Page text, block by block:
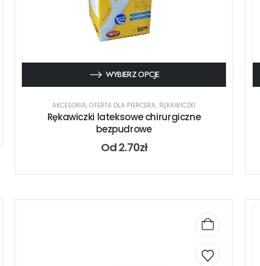
WYBIERZ OPCJE
AKCESORIA,OFERTA DLA PIERCERA, RĘKAWICZKI
Rękawiczki lateksowe chirurgiczne
bezpudrowe
Od2.70zł